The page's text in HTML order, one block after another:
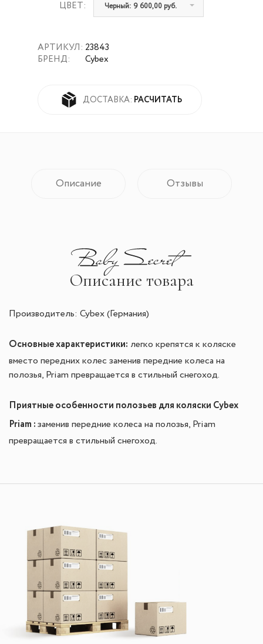
АРТИКУЛ:
БРЕНД:
23843
Cybex
ДОСТАВКА: РАСЧИТАТЬ
ЦВЕТ: Черный: 9 600,00 руб.
Описание Отзывы
Описание товара
Производитель: Cybex (Германия)
Основные характеристики: легко крепятся к коляске
вместо передних колес заменив передние колеса на
полозья, Priam превращается в стильный снегоход.
Приятные особенности полозьев для коляски Cybex
Priam : заменив передние колеса на полозья, Priam
превращается в стильный снегоход.